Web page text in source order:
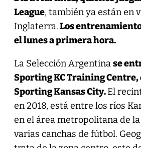
League, también ya están en
Inglaterra.Los
el lunes a primera hora.
La Selección Argentinase
Sporting KC Training Centre,
Sporting Kansas City.El
en 2018, está entre los ríos
en el área metropolitana de
varias canchas de fútbol.